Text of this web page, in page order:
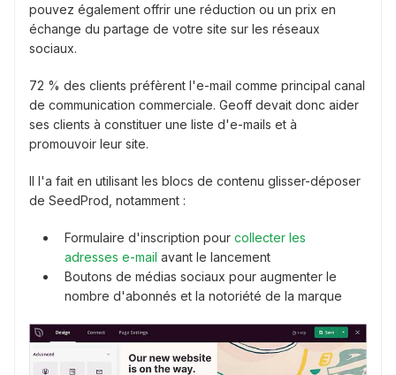
pouvez également offrir une réduction ou un prix en
échange du partage de votre site sur les réseaux
sociaux.
72 % des clients préfèrent l'e-mail comme principal canal
de communication commerciale. Geoff devait donc aider
ses clients à constituer une liste d'e-mails et à
promouvoir leur site.
Il l'a fait en utilisant les blocs de contenu glisser-déposer
de SeedProd, notamment :
Formulaire d'inscription pour collecter les
adresses e-mail avant le lancement
Boutons de médias sociaux pour augmenter le
nombre d'abonnés et la notoriété de la marque